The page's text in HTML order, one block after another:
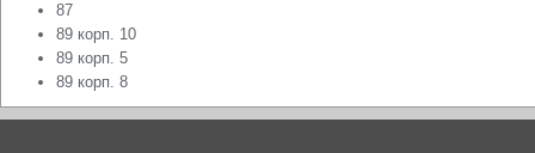
87
89 корп. 10
89 корп. 5
89 корп. 8